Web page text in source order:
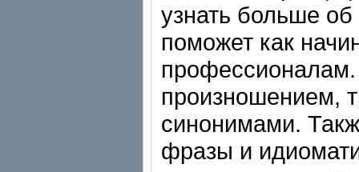
узнать больше
поможет как
произношением,
синонимами.
фразы и